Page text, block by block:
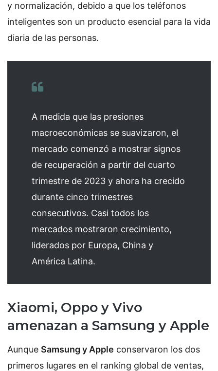
y normalización, debido a que los teléfonos
inteligentes son un producto esencial para la vida
diaria de las personas.
A medida que las presiones
macroeconómicas se suavizaron, el
mercado comenzó a mostrar signos
de recuperación a partir del cuarto
trimestre de 2023 y ahora ha crecido
durante cinco trimestres
consecutivos. Casi todos los
mercados mostraron crecimiento,
liderados por Europa, China y
América Latina.
Xiaomi, Oppo y Vivo
amenazan a Samsung y Apple
Aunque Samsung y Apple conservaron los dos
primeros lugares en el ranking global de ventas,